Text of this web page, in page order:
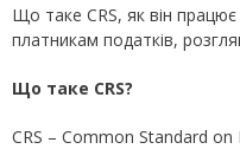
Що таке CRS, як він працює
платникам податків,
Що таке CRS?
CRS – Common Standard